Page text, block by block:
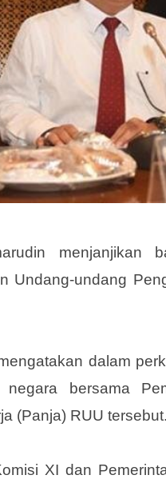
menjanjikan
Undang-undang
dalam
negara bersama
(Panja) RUU tersebut.
XI dan